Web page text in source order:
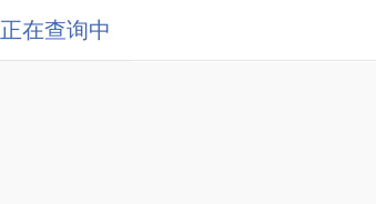
正在查询中